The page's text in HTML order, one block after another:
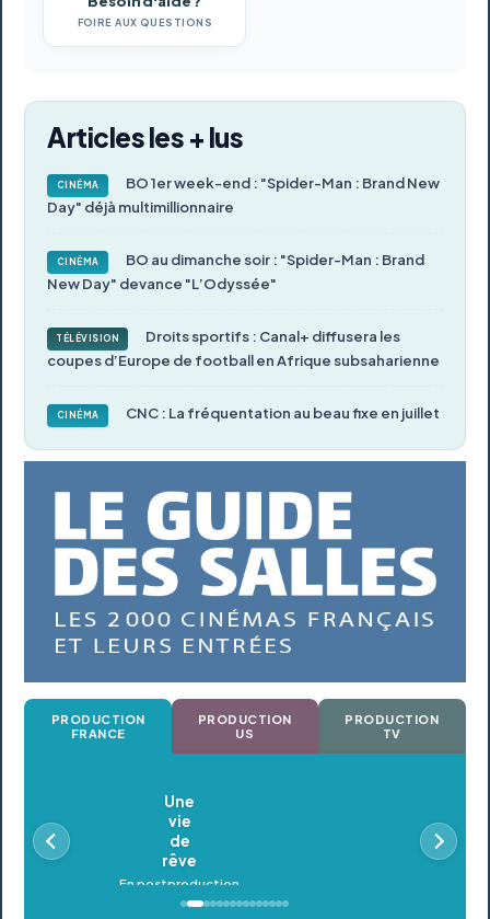
FOIRE AUX QUESTIONS
Articles les + lus
CINÉMA
BO 1er week-end : "Spider-Man : Brand New
Day" déjà multimillionnaire
CINÉMA
BO au dimanche soir : "Spider-Man : Brand
New Day" devance "L’Odyssée"
TÉLÉVISION
Droits sportifs : Canal+ diffusera les
coupes d’Europe de football en Afrique subsaharienne
CINÉMA CNC : La fréquentation au beau fixe en juillet
PRODUCTION
FRANCE
PRODUCTION
US
PRODUCTION
TV
Oldeupe
En postproduction